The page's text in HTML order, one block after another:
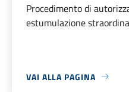
Procedimento di
estumulazione
VAI ALLA PAGINA